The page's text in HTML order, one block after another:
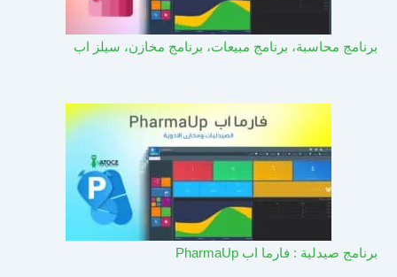
برنامج محاسبة، برنامج مبيعات، برنامج مخازن، سيلز اب
برنامج صيدلية : فارما اب PharmaUp​